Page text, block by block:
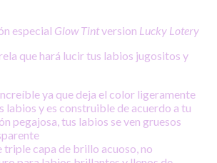
especial Glow Tintversion Lucky Lotery
que hará lucir tus labios jugositos y
ya que deja el color ligeramente
labios y es construible de acuerdo a tu
pegajosa, tus labios se ven gruesos
triple capa de brillo acuoso, no